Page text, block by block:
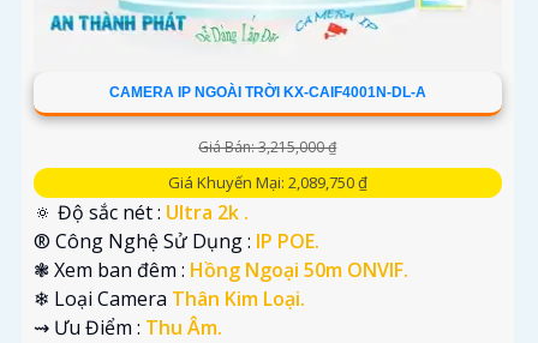
CAMERA IP NGOÀI TRỜI KX-CAIF4001N-DL-A
Giá Bán: 3,215,000 ₫
Giá Khuyến Mại: 2,089,750 ₫
🔅 Độ sắc nét : Ultra 2k .
®️ Công Nghệ Sử Dụng : IP POE.
❃ Xem ban đêm : Hồng Ngoại 50m ONVIF.
❄ Loại Camera Thân Kim Loại.
️⇝ Ưu Điểm : Thu Âm.